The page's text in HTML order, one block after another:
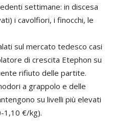
settimane: in discesa
i cavolfiori, i finocchi, le
sul mercato tedesco casi
di crescita Etephon su
rifiuto delle partite.
a grappolo e delle
su livelli più elevati
1,10 €/kg).